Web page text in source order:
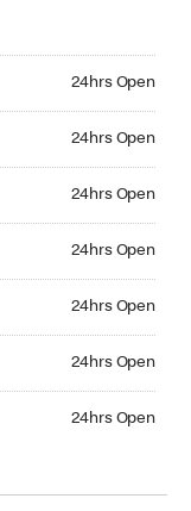
24hrs Open
24hrs Open
24hrs Open
24hrs Open
24hrs Open
24hrs Open
24hrs Open